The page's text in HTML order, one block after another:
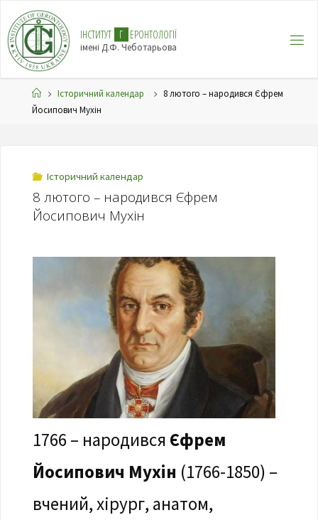
ІНСТИТУТ Г ЕРОНТОЛОГІЇ
імені Д.Ф. Чеботарьова
Історичний календар
8 лютого – народився Єфрем
Йосипович Мухін
Історичний календар
8 лютого – народився Єфрем
Йосипович Мухін
1766 – народився Єфрем
Йосипович Мухін (1766-1850) –
вчений, хірург, анатом,